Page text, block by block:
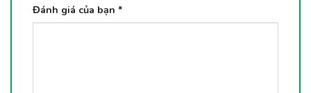
Đánh giá của bạn *